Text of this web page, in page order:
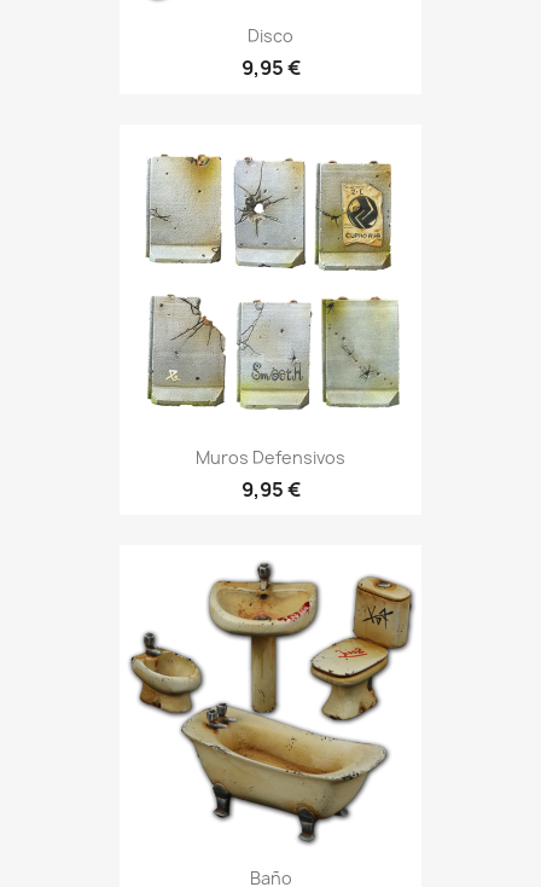
Disco
9,95 €
Muros Defensivos
9,95 €
Baño